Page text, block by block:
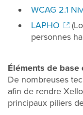
WCAG 2.1
LAPHO
personnes
Éléments de
De nombreuses
afin de rendre
principaux piliers